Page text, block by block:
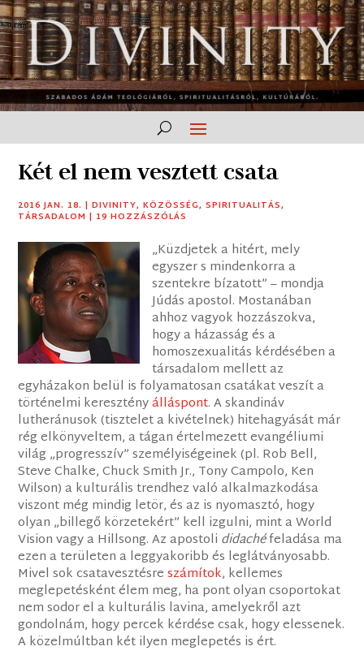
Két el nem vesztett csata
2016 JAN. 18. |DIVINITY,KÖZÖSSÉG,SPIRITUALITÁS,
TÁRSADALOM | 19 HOZZÁSZÓLÁS
„Küzdjetek a hitért, mely
egyszer s mindenkorra a
szentekre bízatott” – mondja
Júdás apostol. Mostanában
ahhoz vagyok hozzászokva,
hogy a házasság és a
homoszexualitás kérdésében a
társadalom mellett az
egyházakon belül is folyamatosan csatákat veszít a
történelmi keresztényálláspont. A skandináv
lutheránusok (tisztelet a kivételnek) hitehagyását már
rég elkönyveltem, a tágan értelmezett evangéliumi
világ „progresszív” személyiségeinek (pl. Rob Bell,
Steve Chalke, Chuck Smith Jr., Tony Campolo, Ken
Wilson) a kulturális trendhez való alkalmazkodása
viszont még mindig letör, és az is nyomasztó, hogy
olyan „billegő körzetekért” kell izgulni, mint a World
Vision vagy a Hillsong. Az apostoli didachéfeladása ma
ezen a területen a leggyakoribb és leglátványosabb.
Mivel sok csatavesztésreszámítok, kellemes
meglepetésként élem meg, ha pont olyan csoportokat
nem sodor el a kulturális lavina, amelyekről azt
gondolnám, hogy percek kérdése csak, hogy elessenek.
A közelmúltban két ilyen meglepetés is ért.